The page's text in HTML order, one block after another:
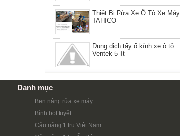
Thiết Bị Rửa Xe Ô Tô Xe Máy
TAHICO
Dung dịch tẩy ố kính xe ô tô
Ventek 5 lít
Danh mục
Ben nâng rửa xe máy
Bình bọt tuyết
Cầu nâng 1 trụ Việt Nam